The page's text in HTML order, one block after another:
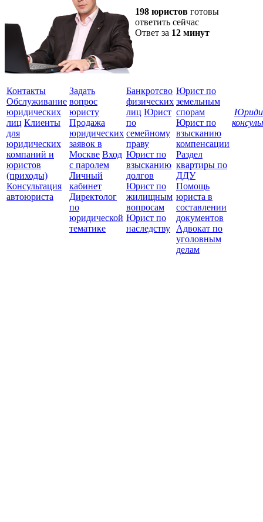
198 юристов готовы
ответить сейчас
Ответ за 12 минут
Контакты
Обслуживание
юридических
лиц Клиенты
для
юридических
компаний и
юристов
(приходы)
Консультация
автоюриста
Задать
вопрос
юристу
Продажа
юридических
заявок в
Москве Вход
с паролем
Личный
кабинет
Директолог
по
юридической
тематике
Банкротсво
физических
лиц Юрист
по
семейному
праву
Юрист по
взысканию
долгов
Юрист по
жилищным
вопросам
Юрист по
наследству
Юрист по
земельным
спорам
Юрист по
взысканию
компенсации
Раздел
квартиры по
ДДУ
Помощь
юриста в
составлении
документов
Адвокат по
уголовным
делам